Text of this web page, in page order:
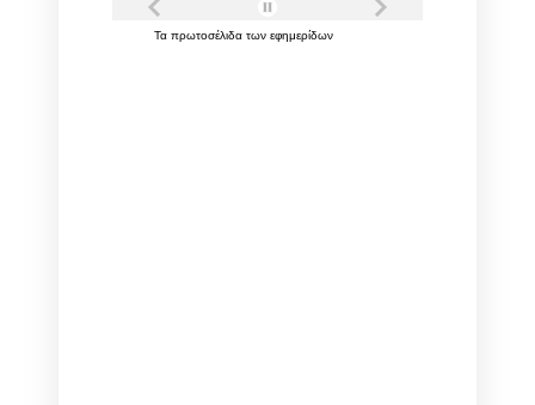
Τα πρωτοσέλιδα των εφημερίδων